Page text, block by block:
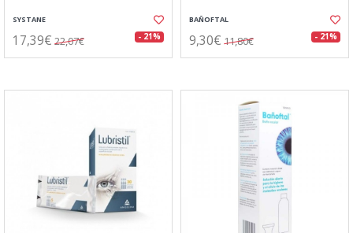
SYSTANE
17,39€ 22,07€ - 21%
BAÑOFTAL
9,30€ 11,80€ - 21%